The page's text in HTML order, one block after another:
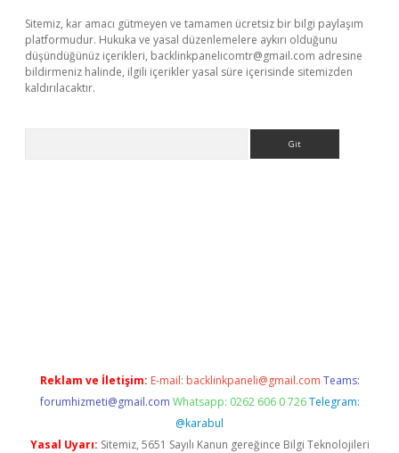
Sitemiz, kar amacı gütmeyen ve tamamen ücretsiz bir bilgi paylaşım
platformudur. Hukuka ve yasal düzenlemelere aykırı olduğunu
düşündüğünüz içerikleri, backlinkpanelicomtr@gmail.com adresine
bildirmeniz halinde, ilgili içerikler yasal süre içerisinde sitemizden
kaldırılacaktır.
Reklam ve İletişim: E-mail: backlinkpaneli@gmail.com Teams:
forumhizmeti@gmail.com Whatsapp: 0262 606 0 726 Telegram:
@karabul
Yasal Uyarı: Sitemiz, 5651 Sayılı Kanun gereğince Bilgi Teknolojileri